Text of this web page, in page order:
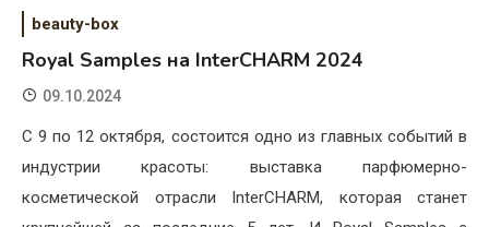
beauty-box
Royal Samples на InterCHARM 2024
09.10.2024
С 9 по 12 октября, состоится одно из главных событий в
индустрии красоты: выставка парфюмерно-
косметической отрасли InterCHARM, которая станет